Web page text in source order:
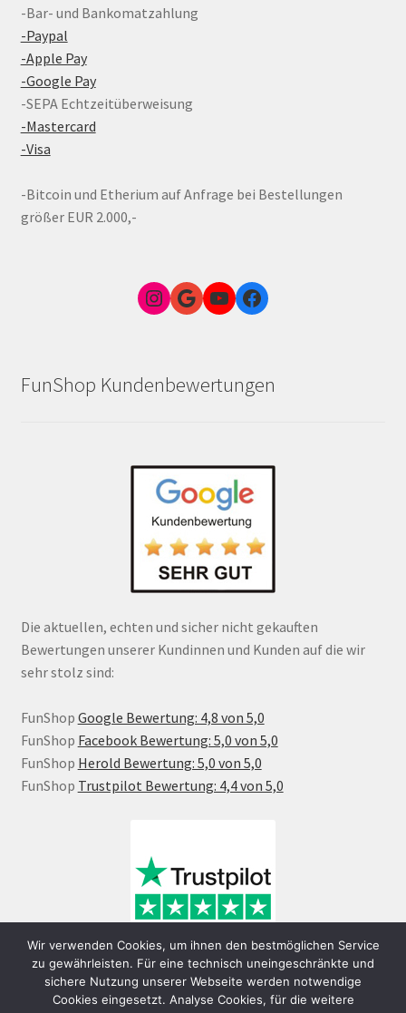
-Bar- und Bankomatzahlung
-Paypal
-Apple Pay
-Google Pay
-SEPA Echtzeitüberweisung
-Mastercard
-Visa
-Bitcoin und Etherium auf Anfrage bei Bestellungen
größer EUR 2.000,-
Instagram
Google Link zum FunShop WienYouTubeFacebook
FunShop Kundenbewertungen
Die aktuellen, echten und sicher nicht gekauften
Bewertungen unserer Kundinnen und Kunden auf die wir
sehr stolz sind:
FunShop Google Bewertung: 4,8 von 5,0
FunShop Facebook Bewertung: 5,0 von 5,0
FunShop Herold Bewertung: 5,0 von 5,0
FunShop Trustpilot Bewertung: 4,4 von 5,0
Wir verwenden Cookies, um ihnen den bestmöglichen Service
zu gewährleisten. Für eine technisch uneingeschränkte und
sichere Nutzung unserer Webseite werden notwendige
Cookies eingesetzt. Analyse Cookies, für die weitere